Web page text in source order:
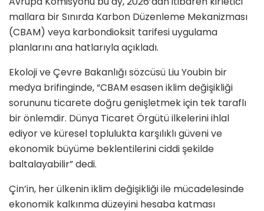
mallara bir Sınırda Karbon Düzenleme Mekanizması
(CBAM) veya karbondioksit tarifesi uygulama
planlarını ana hatlarıyla açıkladı.
Ekoloji ve Çevre Bakanlığı sözcüsü Liu Youbin bir
medya brifinginde, “CBAM esasen iklim değişikliği
sorununu ticarete doğru genişletmek için tek taraflı
bir önlemdir. Dünya Ticaret Örgütü ilkelerini ihlal
ediyor ve küresel toplulukta karşılıklı güveni ve
ekonomik büyüme beklentilerini ciddi şekilde
baltalayabilir” dedi.
Çin’in, her ülkenin iklim değişikliği ile mücadelesinde
ekonomik kalkınma düzeyini hesaba katması